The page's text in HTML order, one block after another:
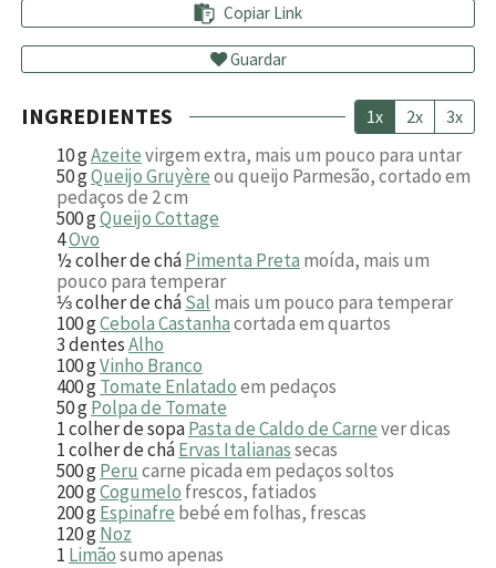
Copiar Link
Guardar
INGREDIENTES 1x 2x 3x
10gAzeitevirgem extra, mais um pouco para untar
50gQueijo Gruyèreou queijo Parmesão, cortado em
pedaços de 2 cm
500gQueijo Cottage
4Ovo
½colher de cháPimenta Preta moída, mais um
pouco para temperar
⅓colher de cháSal mais um pouco para temperar
100gCebola Castanhacortada em quartos
3dentesAlho
100gVinho Branco
400gTomate Enlatadoem pedaços
50gPolpa de Tomate
1colher de sopaPasta de Caldo de Carnever dicas
1colher de cháErvas Italianassecas
500gPeru carne picada em pedaços soltos
200gCogumelo frescos, fatiados
200gEspinafre bebé em folhas, frescas
120gNoz
1 Limãosumo apenas